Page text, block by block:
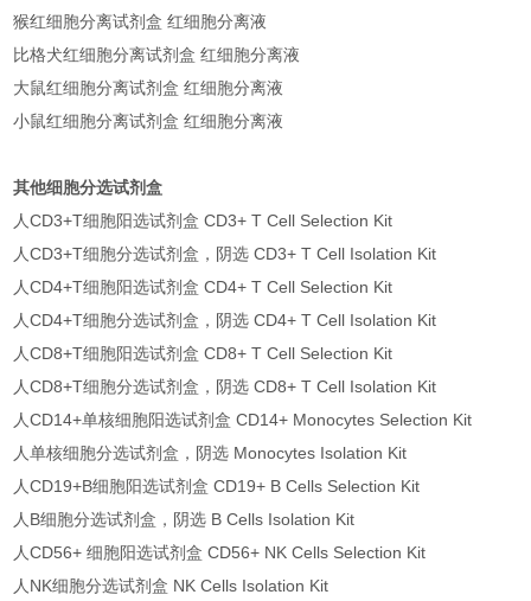
猴红细胞分离试剂盒 红细胞分离液
比格犬红细胞分离试剂盒 红细胞分离液
大鼠红细胞分离试剂盒 红细胞分离液
小鼠红细胞分离试剂盒 红细胞分离液
其他细胞分选试剂盒
人CD3+T细胞阳选试剂盒 CD3+ T Cell Selection Kit
人CD3+T细胞分选试剂盒，阴选 CD3+ T Cell Isolation Kit
人CD4+T细胞阳选试剂盒 CD4+ T Cell Selection Kit
人CD4+T细胞分选试剂盒，阴选 CD4+ T Cell Isolation Kit
人CD8+T细胞阳选试剂盒 CD8+ T Cell Selection Kit
人CD8+T细胞分选试剂盒，阴选 CD8+ T Cell Isolation Kit
人CD14+单核细胞阳选试剂盒 CD14+ Monocytes Selection Kit
人单核细胞分选试剂盒，阴选 Monocytes Isolation Kit
人CD19+B细胞阳选试剂盒 CD19+ B Cells Selection Kit
人B细胞分选试剂盒，阴选 B Cells Isolation Kit
人CD56+ 细胞阳选试剂盒 CD56+ NK Cells Selection Kit
人NK细胞分选试剂盒 NK Cells Isolation Kit